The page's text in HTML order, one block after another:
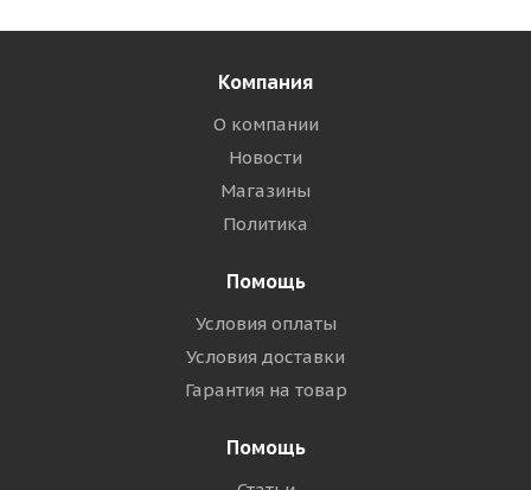
Компания
О компании
Новости
Магазины
Политика
Помощь
Условия оплаты
Условия доставки
Гарантия на товар
Помощь